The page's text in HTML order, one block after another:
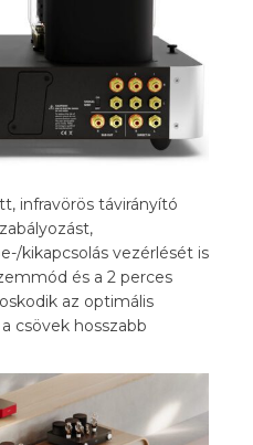
infravörös távirányító
kikapcsolás vezérlését is
és a 2 perces
az optimális
csövek hosszabb